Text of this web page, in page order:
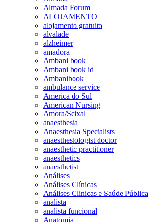
Almada Forum
ALOJAMENTO
alojamento gratuito
alvalade
alzheimer
amadora
Ambani book
Ambani book id
Ambanibook
ambulance service
America do Sul
American Nursing
Amora/Seixal
anaesthesia
Anaesthesia Specialists
anaesthesiologist doctor
anaesthetic practitioner
anaesthetics
anaesthetist
Análises
Análises Clínicas
Análises Clinicas e Saúde Pública
analista
analista funcional
Anatomia